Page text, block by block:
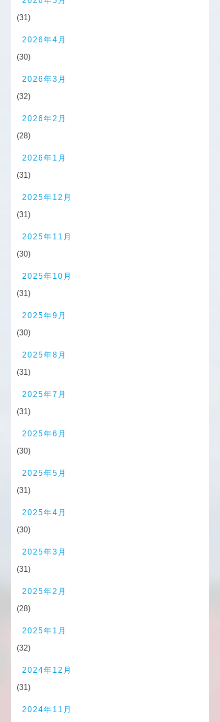
(31)
2026年4月
(30)
2026年3月
(32)
2026年2月
(28)
2026年1月
(31)
2025年12月
(31)
2025年11月
(30)
2025年10月
(31)
2025年9月
(30)
2025年8月
(31)
2025年7月
(31)
2025年6月
(30)
2025年5月
(31)
2025年4月
(30)
2025年3月
(31)
2025年2月
(28)
2025年1月
(32)
2024年12月
(31)
2024年11月